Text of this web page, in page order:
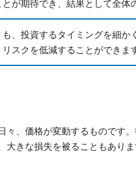
が期待でき、結果として全体
、投資するタイミングを細
スクを低減することができま
、価格が変動するものです
きな損失を被ることもあり